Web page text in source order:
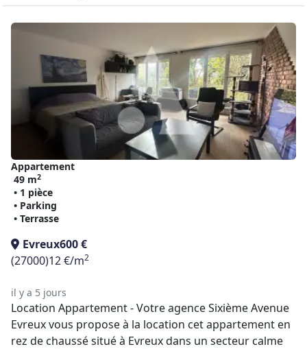
Appartement
49 m2
• 1 pièce
• Parking
• Terrasse
Evreux600 €
(27000)12 €/m2
il y a 5 jours
Location Appartement - Votre agence Sixième Avenue
Evreux vous propose à la location cet appartement en
rez de chaussé situé à Evreux dans un secteur calme